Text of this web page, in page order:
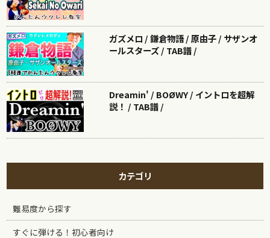
ガズメロ / 鎌倉物語 / 原由子 / サザンオ
ールスターズ / TAB譜 /
Dreamin' / BOØWY / イントロを超解
説！ / TAB譜 /
カテゴリ
難易度から探す
すぐに弾ける！初心者向け